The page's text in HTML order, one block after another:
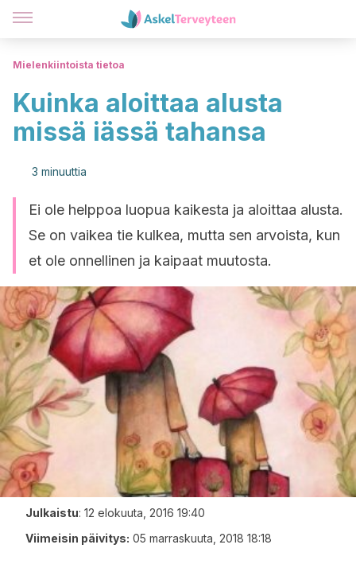
Mielenkiintoista tietoa
Kuinka aloittaa alusta
missä iässä tahansa
3 minuuttia
Ei ole helppoa luopua kaikesta ja aloittaa alusta.
Se on vaikea tie kulkea, mutta sen arvoista, kun
et ole onnellinen ja kaipaat muutosta.
Julkaistu: 12 elokuuta, 2016 19:40
Viimeisin päivitys: 05 marraskuuta, 2018 18:18